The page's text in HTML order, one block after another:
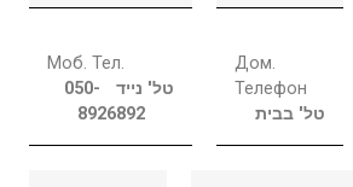
Моб. Тел.
טל' נייד
050-
8926892
Дом.
Телефон
טל' בבית